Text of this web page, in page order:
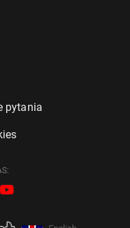
pytania